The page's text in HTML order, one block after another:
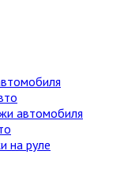
автомобиля
на руле